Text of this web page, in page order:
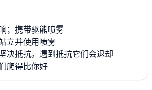
；携带驱熊喷雾
立并使用喷雾
决抵抗。遇到抵抗它们会退却
爬得比你好